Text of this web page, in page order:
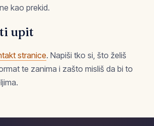
kao prekid.
upit
stranice. Napiši tko si, što želiš
te zanima i zašto misliš da bi to